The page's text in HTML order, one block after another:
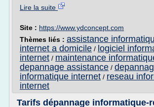
Lire la suite
Site : https://www.ydconcept.com
Thèmes liés : assistance
internet a domicile / logiciel
internet / maintenance
depannage assistance /
informatique internet / reseau
internet
Tarifs dépannage informatique-